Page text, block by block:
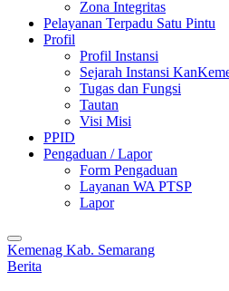
Zona Integritas
Pelayanan Terpadu Satu Pintu
Profil
Profil Instansi
Sejarah Instansi
Tugas dan Fungsi
Tautan
Visi Misi
PPID
Pengaduan / Lapor
Form Pengaduan
Layanan WA PTSP
Lapor
Kemenag Kab. Semarang
Berita